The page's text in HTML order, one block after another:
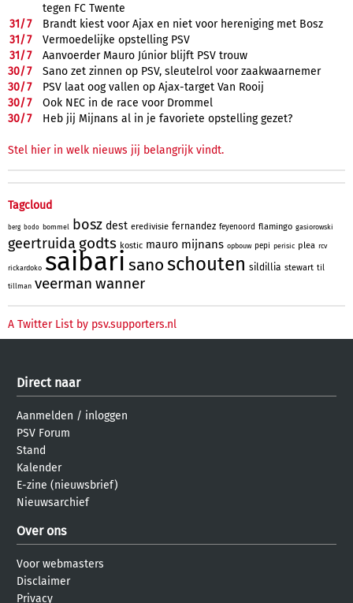
tegen FC Twente
31/7
Brandt kiest voor Ajax en niet voor hereniging met Bosz
31/7
Vermoedelijke opstelling PSV
31/7
Aanvoerder Mauro Júnior blijft PSV trouw
30/7
Sano zet zinnen op PSV, sleutelrol voor zaakwaarnemer
30/7
PSV laat oog vallen op Ajax-target Van Rooij
30/7
Ook NEC in de race voor Drommel
30/7 Heb jij Mijnans al in je favoriete opstelling gezet?
Stel hier in welk nieuws jij belangrijk vindt.
Tagcloud
berg bodo bommel bosz dest eredivisie fernandez feyenoord flamingo gasiorowski
geertruida godts kostic mauro mijnans opbouw pepi perisic plea rcv
rickardoko saibari sanoschouten sildillia stewart til
tillman veerman wanner
A Twitter List by psv.supporters.nl
Direct naar
Aanmelden / inloggen
PSV Forum
Stand
Kalender
E-zine (nieuwsbrief)
Nieuwsarchief
Over ons
Voor webmasters
Disclaimer
Privacy